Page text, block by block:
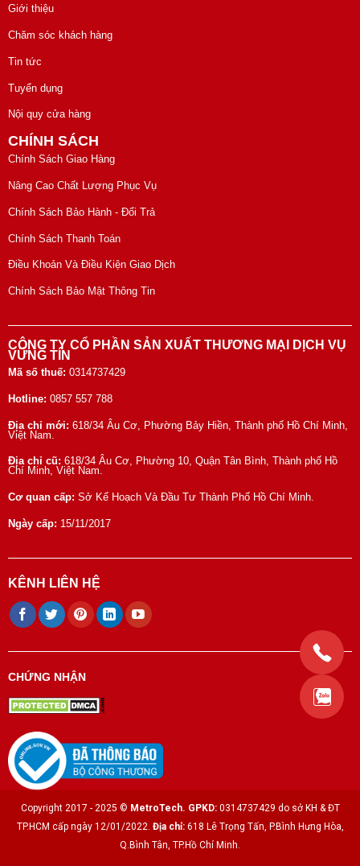
Giới thiệu
Chăm sóc khách hàng
Tin tức
Tuyển dụng
Nội quy cửa hàng
CHÍNH SÁCH
Chính Sách Giao Hàng
Nâng Cao Chất Lượng Phục Vụ
Chính Sách Bảo Hành - Đổi Trả
Chính Sách Thanh Toán
Điều Khoản Và Điều Kiện Giao Dịch
Chính Sách Bảo Mật Thông Tin
CÔNG TY CỔ PHẦN SẢN XUẤT THƯƠNG MẠI DỊCH VỤ
VỮNG TÍN
Mã số thuế: 0314737429
Hotline: 0857 557 788
Địa chỉ mới: 618/34 Âu Cơ, Phường Bảy Hiền, Thành phố Hồ Chí Minh,
Việt Nam.
Địa chỉ cũ: 618/34 Âu Cơ, Phường 10, Quận Tân Bình, Thành phố Hồ
Chí Minh, Việt Nam.
Cơ quan cấp: Sở Kế Hoạch Và Đầu Tư Thành Phố Hồ Chí Minh.
Ngày cấp: 15/11/2017
KÊNH LIÊN HỆ
CHỨNG NHẬN
Copyright 2017 - 2025 © MetroTech. GPKD:0314737429 do sở KH & ĐT
TP.HCM cấp ngày 12/01/2022. Địa chỉ:618 Lê Trọng Tấn, P.Bình Hưng Hòa,
Q.Bình Tân, TP.Hồ Chí Minh.